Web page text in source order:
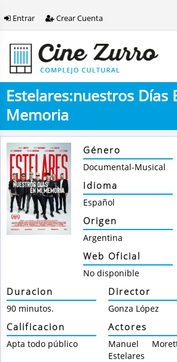
Entrar Crear Cuenta
Estelares:nuestros Días
Memoria
Género
Documental-Musical
Idioma
Español
Origen
Argentina
Web Oficial
No disponible
Duracion
90 minutos.
Director
Gonza López
Calificacion
Apta todo público
Actores
Manuel
Estelares